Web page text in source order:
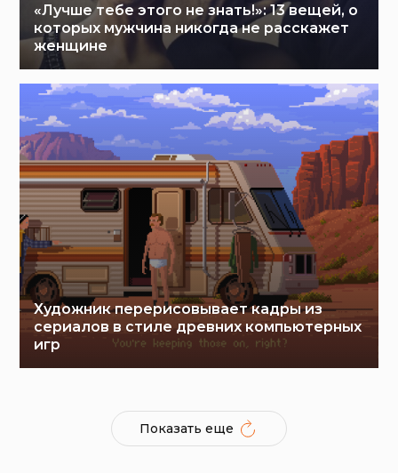
«Лучше тебе этого не знать!»: 13 вещей, о
которых мужчина никогда не расскажет
женщине
Художник перерисовывает кадры из
сериалов в стиле древних компьютерных
игр
Показать еще